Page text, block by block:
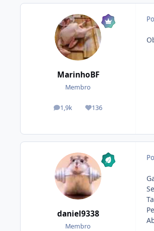
MarinhoBF
Membro
1,9k
posts 136
Reputação
daniel9338
Membro